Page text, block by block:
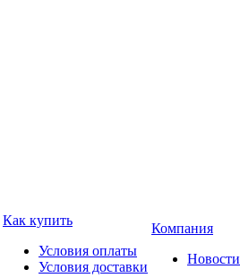
Как купить
Условия оплаты
Условия доставки
Компания
Новости